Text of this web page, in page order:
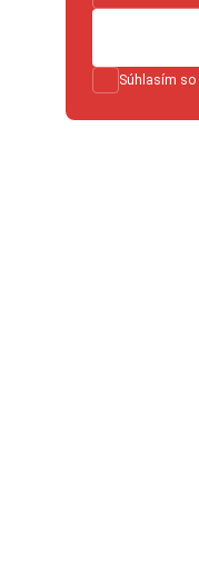
Súhlasím so